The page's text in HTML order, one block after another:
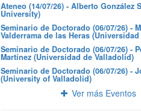
Ateneo (14/07/26) - Alberto González
University)
Seminario de Doctorado (06/07/26) -
Valderrama de las Heras
Seminario de Doctorado (06/07/26) -
Martínez (Universidad de Valladolid)
Seminario de Doctorado (06/07/26) -
(University of Valladolid)
Ver más Eventos